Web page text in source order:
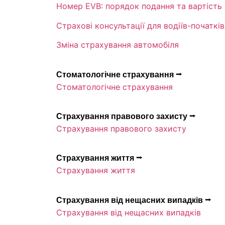
Номер EVB: порядок подання та вартість
Страхові консультації для водіїв-
Зміна страхування автомобіля
Стоматологічне страхування ⭢
Стоматологічне страхування
Страхування правового захисту ⭢
Страхування правового захисту
Страхування життя ⭢
Страхування життя
Страхування від нещасних випадків ⭢
Страхування від нещасних випадків